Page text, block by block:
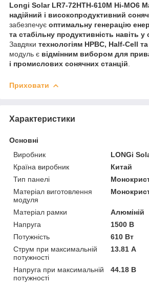
Longi Solar LR7-72HTH-610M Hi-MO6
надійний і високопродуктивний
забезпечує оптимальну генерацію
та стабільну продуктивність навіть
Завдяки технологіям HPBC, Half-Cell
модуль є відмінним вибором для
і промислових сонячних станцій
Приховати
Характеристики
Основні
Виробник
LONGi
Країна виробник
Китай
Тип панелі
Матеріал виготовлення
модуля
Матеріал рамки
Алюміній
Напруга
1500 В
Потужність
610 Вт
Струм при максимальній
потужності
13.81 А
Напруга при максимальній
потужності
44.18 В